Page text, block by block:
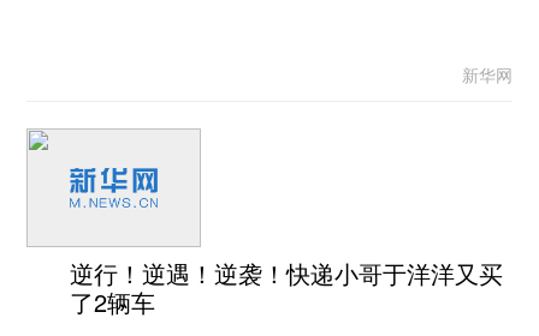
新华网
逆行！逆遇！逆袭！快递小哥于洋洋又买
了2辆车